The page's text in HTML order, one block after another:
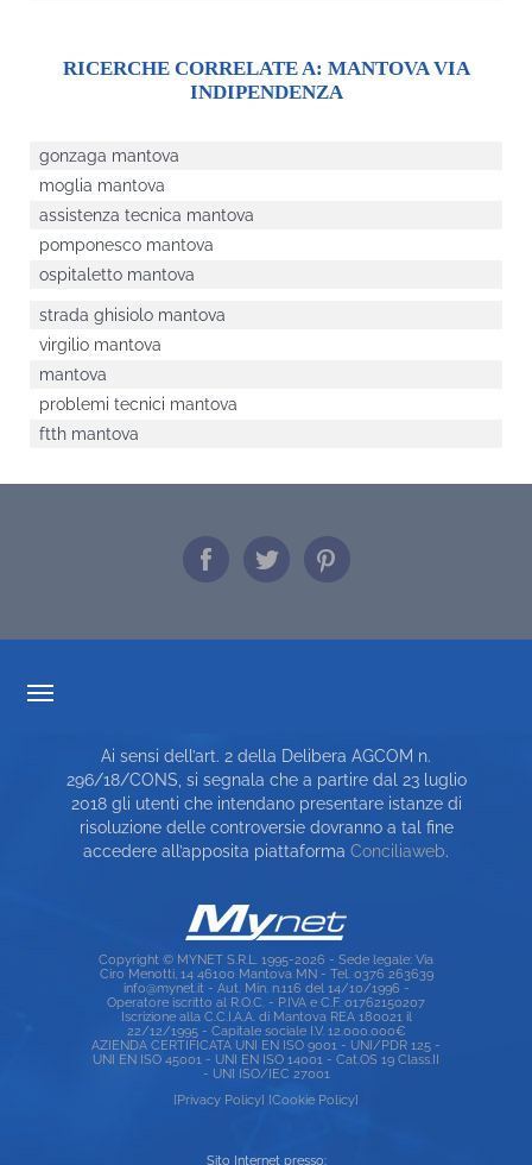
RICERCHE CORRELATE A: MANTOVA VIA
INDIPENDENZA
gonzaga mantova
moglia mantova
assistenza tecnica mantova
pomponesco mantova
ospitaletto mantova
strada ghisiolo mantova
virgilio mantova
mantova
problemi tecnici mantova
ftth mantova
CARTA DEI SERVIZI
TOP RICERCHE
SITE MAP
Ai sensi dell’art. 2 della Delibera AGCOM n.
296/18/CONS, si segnala che a partire dal 23 luglio
2018 gli utenti che intendano presentare istanze di
risoluzione delle controversie dovranno a tal fine
accedere all’apposita piattaforma Conciliaweb.
Copyright © MYNET S.R.L. 1995-2026 - Sede legale: Via
Ciro Menotti, 14 46100 Mantova MN - Tel. 0376 263639
info@mynet.it - Aut. Min. n.116 del 14/10/1996 -
Operatore iscritto al R.O.C. - P.IVA e C.F. 01762150207
Iscrizione alla C.C.I.A.A. di Mantova REA 180021 il
22/12/1995 - Capitale sociale I.V. 12.000.000€
AZIENDA CERTIFICATA UNI EN ISO 9001 - UNI/PDR 125 -
UNI EN ISO 45001 - UNI EN ISO 14001 - Cat.OS 19 Class.II
- UNI ISO/IEC 27001
[Privacy Policy] [Cookie Policy]
Sito Internet presso: